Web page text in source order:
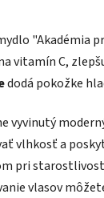
"Akadémia
vitamín C,
dodá pokožke
vyvinutý
vlhkosť a
pri
vlasov